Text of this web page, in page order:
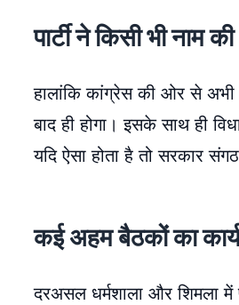
पार्टी ने किसी भी नाम
हालांकि कांग्रेस की ओर से अभी
बाद ही होगा। इसके साथ ही
यदि ऐसा होता है तो सरकार
कई अहम बैठकों का
दरअसल धर्मशाला और शिमला